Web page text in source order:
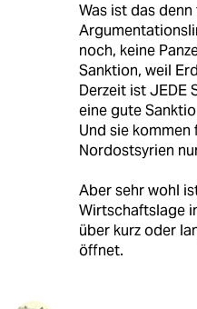
Was ist das denn
noch, keine
Sanktion, weil
Derzeit ist JEDE
eine gute
Und sie kommen
Nordostsyrien
Aber sehr wohl
Wirtschaftslage
über kurz oder
öffnet.